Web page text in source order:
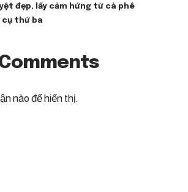
đẹp, lấy cảm hứng từ cà phê
cụ thứ ba
nào để hiển thị.